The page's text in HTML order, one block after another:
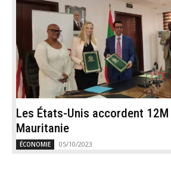
Les États-Unis accordent 12M
Mauritanie
ÉCONOMIE 05/10/2023